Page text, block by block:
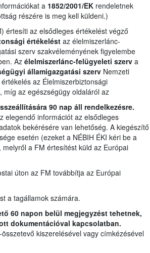
a 1852/2001/EKrendeletnek
részére is meg kell küldeni.)
értesíti az elsődleges értékelést végző
értékeléstaz élelmiszerlánc-
szerv szakvéleményének figyelembe
Az élelmiszerlánc-felügyeleti szerva
államigazgatási szervNemzeti
az Élelmiszerbiztonsági
míg az egészségügy oldaláról az
90 nap áll rendelkezésre.
elegendő információt az elsődleges
bekérésére van lehetőség. A kiegészítő
esetén (ezeket a NÉBIH ÉKI kéri be a
a FM értesítést küld az Európai
úton az FM továbbítja az Európai
a tagállamok számára.
60 napon belül megjegyzést tehetnek,
dokumentációval kapcsolatban.
kiszerelésével vagy címkézésével